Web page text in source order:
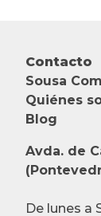
Contacto
Sousa
Quiénes
Blog
Avda. de
De lunes a